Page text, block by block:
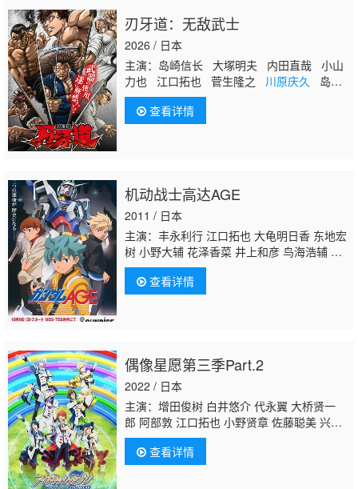
刃牙道：无敌武士
2026 / 日本
主演：岛崎信长 大塚明夫 内田直哉 小山
力也 江口拓也 菅生隆之 川原庆久 岛田
敏 三宅健太 金尾哲夫 土门仁 绪方贤一
铃木达央 成田剑 村濑步 古谷彻
查看详情
机动战士高达AGE
2011 / 日本
主演：丰永利行 江口拓也 大龟明日香 东地宏
树 小野大辅 花泽香菜 井上和彦 鸟海浩辅 远
藤绫 山本和臣 岛村侑 泽木郁也 羽多野涉
原庆久坂东尚树 菅沼久义 子安武人 小清水亚
美 阪口大助 游佐浩二 佐仓绫音 川澄绫子 早
树 森田成一 寿美菜子 伊濑茉莉也 柿原彻
也 樋口智透
查看详情
偶像星愿第三季Part.2
2022 / 日本
主演：增田俊树 白井悠介 代永翼 大桥贤一
郎 阿部敦 江口拓也 小野贤章 佐藤聪美 兴津
和幸 羽多野涉 齐藤壮马 佐藤拓也 小西克
幸川原庆久保志总一朗 立花慎之介 古川
慎 广濑裕也 木村昴 西山宏太朗 近藤隆 高桥
查看详情